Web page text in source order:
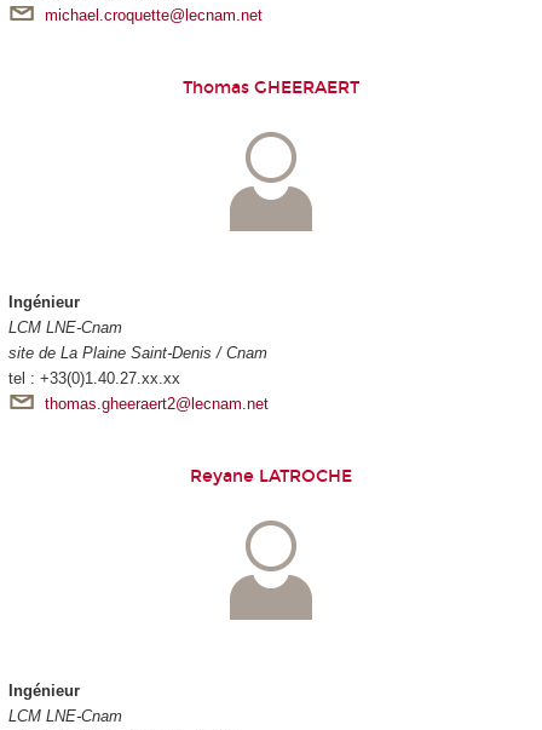
michael.croquette@lecnam.net
Thomas GHEERAERT
Ingénieur
LCM LNE-Cnam
site de La Plaine Saint-Denis / Cnam
tel : +33(0)1.40.27.xx.xx
thomas.gheeraert2@lecnam.net
Reyane LATROCHE
Ingénieur
LCM LNE-Cnam